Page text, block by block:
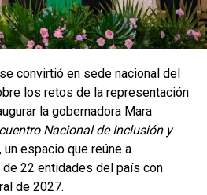
convirtió en sede nacional del
los retos de la representación
la gobernadora Mara
Nacional de Inclusión y
un espacio que reúne a
22 entidades del país con
de 2027.